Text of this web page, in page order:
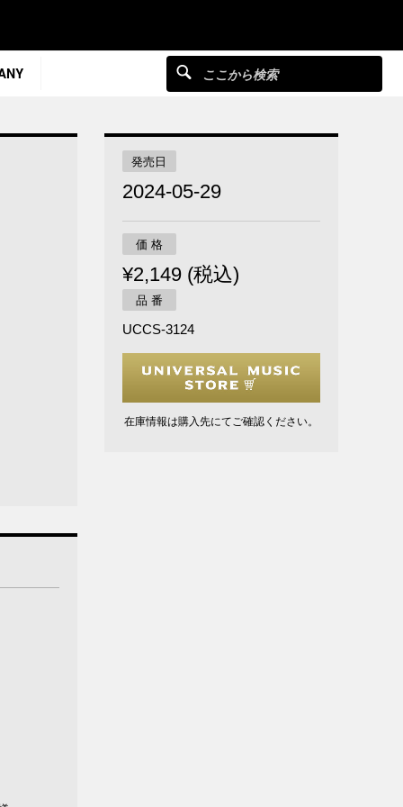
発売日
2024-05-29
価 格
¥2,149 (税込)
品 番
UCCS-3124
在庫情報は購入先にてご確認ください。